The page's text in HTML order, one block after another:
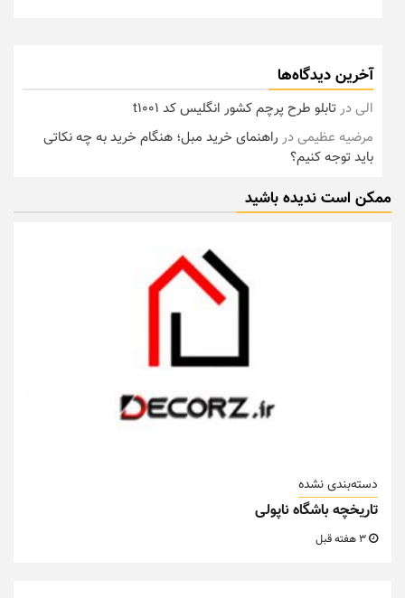
آخرین دیدگاه‌ها
الیدرتابلو طرح پرچم کشور انگلیس کد t1001
مرضیه عظیمیدر راهنمای خرید مبل؛ هنگام خرید به چه نکاتی
باید توجه کنیم؟
ممکن است ندیده باشید
دسته‌بندی نشده
تاریخچه باشگاه ناپولی